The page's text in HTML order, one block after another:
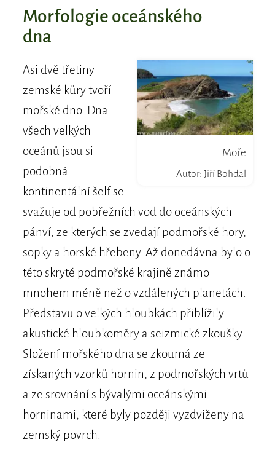
Morfologie oceánského
dna
Moře
Autor: Jiří Bohdal
Asi dvě třetiny
zemské kůry tvoří
mořské dno. Dna
všech velkých
oceánů jsou si
podobná:
kontinentální šelf se
svažuje od pobřežních vod do oceánských
pánví, ze kterých se zvedají podmořské hory,
sopky a horské hřebeny. Až donedávna bylo o
této skryté podmořské krajině známo
mnohem méně než o vzdálených planetách.
Představu o velkých hloubkách přiblížily
akustické hloubkoměry a seizmické zkoušky.
Složení mořského dna se zkoumá ze
získaných vzorků hornin, z podmořských vrtů
a ze srovnání s bývalými oceánskými
horninami, které byly později vyzdviženy na
zemský povrch.